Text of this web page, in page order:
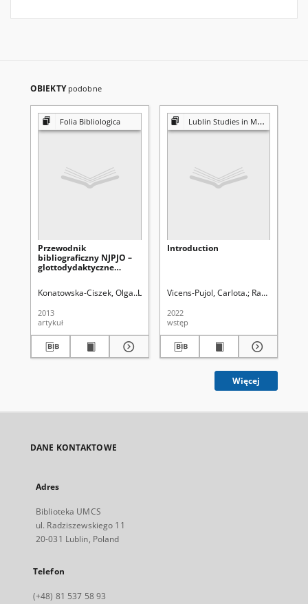
OBIEKTY podobne
Folia Bibliologica
Przewodnik
bibliograficzny NJPJO –
glottodydaktyczne
Konatowska-Ciszek, Olga Uniwersytet Marii Curie-Skłodowskiej.
2013
artykuł
Lublin Studies in Modern Languages and Literature
Introduction
Vicens-Pujol, Carlota. Rachwalska
2022
wstęp
Więcej
DANE KONTAKTOWE
Adres
Biblioteka UMCS
ul. Radziszewskiego 11
20-031 Lublin, Poland
Telefon
(+48) 81 537 58 93